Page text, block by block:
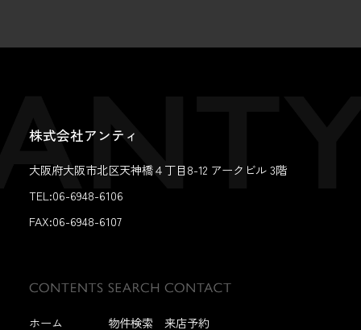
株式会社アンティ
大阪府大阪市北区天神橋４丁目8-12 アークビル 3階
TEL:06-6948-6106
FAX:06-6948-6107
ホーム
物件検索
来店予約